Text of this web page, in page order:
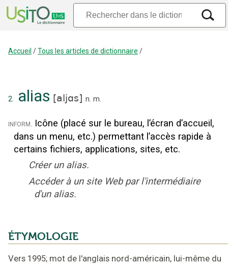
Accueil /Tous les articles de dictionnaire /
2. alias [aljɑs] n. m.
inform. Icône (placé sur le bureau, l’écran d’accueil,
dans un menu, etc.) permettant l’accès rapide à
certains fichiers, applications, sites, etc.
Créer un alias.
Accéder à un site Web par l'intermédiaire
d'un alias.
ÉTYMOLOGIE
Vers 1995; mot de l'anglais nord-américain, lui-même du